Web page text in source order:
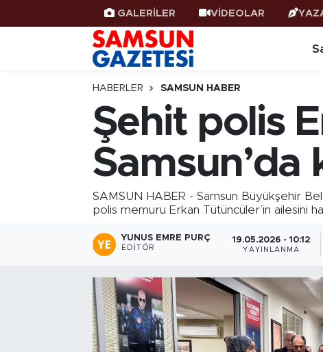
GALERİLER VİDEOLAR
HABERLER SAMSUN HABER
Şehit polis
Samsun’da
SAMSUN HABER - Samsun Büyükşehir
polis memuru Erkan Tütüncüler’in ailesini
YUNUS EMRE PURÇ
EDITÖR
19.05.2026 - 10:12
YAYINLANMA
Samsun Haber
Samsunspor
Samsun Rehberi
Resmi İlanlar
Samsun Nöbetçi Eczaneler
Samsun Hava Durumu
SAMSUN Namaz Vakitleri
Samsun Trafik Yoğunluk Haritası
Süper Lig Puan Durumu ve Fikstür
Haber Arşivi